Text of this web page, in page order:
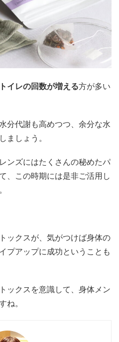
イレの回数が増える方が多い
分代謝も高めつつ、余分な水
ましょう。
ンズにはたくさんの秘めたパ
、この時期には是非ご活用し
ックスが、気がつけば身体の
プアップに成功ということも
ックスを意識して、身体メン
ね。